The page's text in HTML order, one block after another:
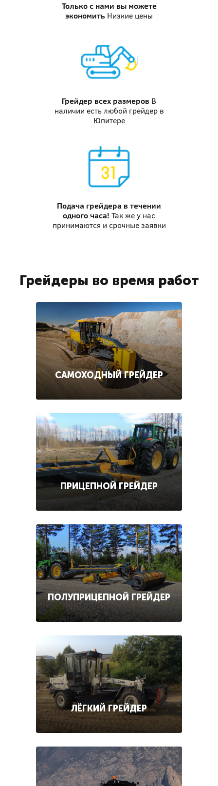
Только с нами вы можете
экономить Низкие цены
Грейдер всех размеров В
наличии есть любой грейдер в
Юпитере
Подача грейдера в течении
одного часа! Так же у нас
принимаются и срочные заявки
Грейдеры во время работ
САМОХОДНЫЙ ГРЕЙДЕР
ПРИЦЕПНОЙ ГРЕЙДЕР
ПОЛУПРИЦЕПНОЙ ГРЕЙДЕР
ЛЁГКИЙ ГРЕЙДЕР